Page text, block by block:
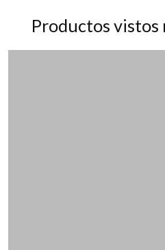
Productos